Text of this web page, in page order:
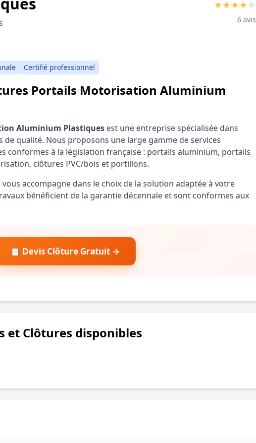
★★★★☆
6 avis
Certifié professionnel
Portails Motorisation Aluminium
Aluminium Plastiques est une entreprise spécialisée dans
qualité. Nous proposons une large gamme de services
conformes à la législation française : portails aluminium, portails
clôtures PVC/bois et portillons.
accompagne dans le choix de la solution adaptée à votre
bénéficient de la garantie décennale et sont conformes aux
📋 Devis Clôture Gratuit →
et Clôtures disponibles